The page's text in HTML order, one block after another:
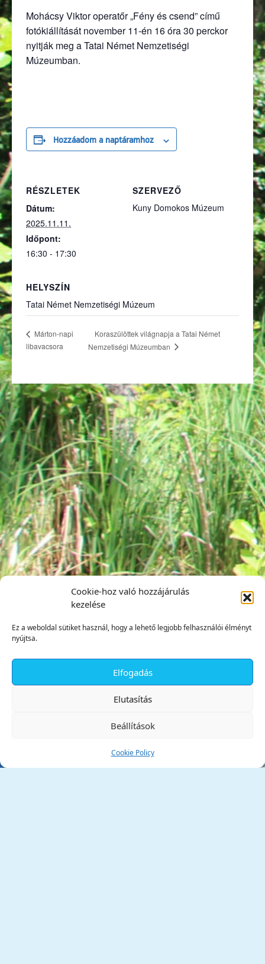
Cookie-hoz való hozzájárulás
kezelése
Ez a weboldal sütiket használ, hogy a lehető legjobb felhasználói élményt
nyújtsa.
Elfogadás
Elutasítás
Beállítások
Cookie Policy
Mohácsy Viktor operatőr „Fény és csend” című
fotókiállítását november 11-én 16 óra 30 perckor
nyitják meg a Tatai Német Nemzetiségi
Múzeumban.
Hozzáadom a naptáramhoz
RÉSZLETEK
Dátum:
2025.11.11.
Időpont:
16:30 - 17:30
SZERVEZŐ
Kuny Domokos Múzeum
HELYSZÍN
Tatai Német Nemzetiségi Múzeum
Márton-napi
libavacsora
Koraszülöttek világnapja a Tatai Német
Nemzetiségi Múzeumban
Tata Város Önkormányzata
✕